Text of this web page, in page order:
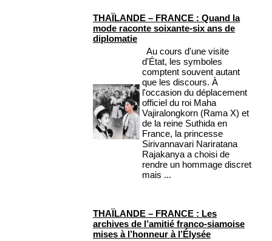
THAÏLANDE – FRANCE : Quand la
mode raconte soixante-six ans de
diplomatie
Au cours d'une visite
d'État, les symboles
comptent souvent autant
que les discours. À
l'occasion du déplacement
officiel du roi Maha
Vajiralongkorn (Rama X) et
de la reine Suthida en
France, la princesse
Sirivannavari Nariratana
Rajakanya a choisi de
rendre un hommage discret
mais ...
THAÏLANDE – FRANCE : Les
archives de l’amitié franco-siamoise
mises à l’honneur à l’Élysée